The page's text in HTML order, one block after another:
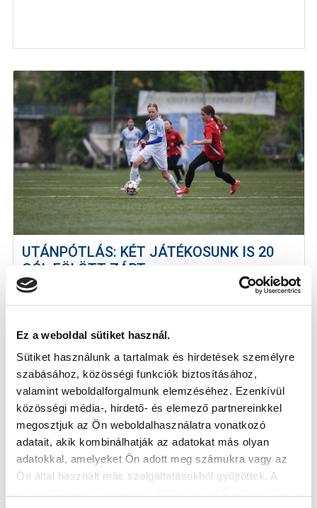
Ez a weboldal sütiket használ.
Sütiket használunk a tartalmak és hirdetések személyre
szabásához, közösségi funkciók biztosításához,
valamint weboldalforgalmunk elemzéséhez. Ezenkívül
közösségi média-, hirdető- és elemező partnereinkkel
megosztjuk az Ön weboldalhasználatra vonatkozó
adatait, akik kombinálhatják az adatokat más olyan
adatokkal, amelyeket Ön adott meg számukra vagy az
Ön által használt más szolgáltatásokból gyűjtöttek. A
UTÁNPÓTLÁS: KÉT JÁTÉKOSUNK IS 20
GÓL FÖLÖTT ZÁRT
2026-06-21